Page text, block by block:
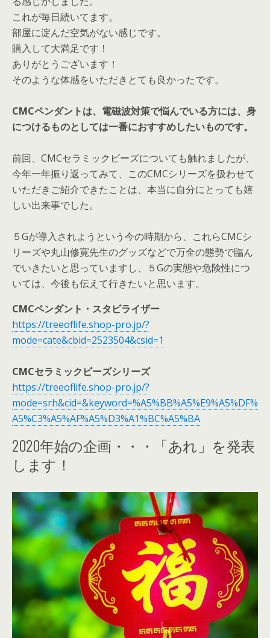
これが毎日続いてます。
部屋に淀んだ空気がない感じです。
購入して大満足です！
ありがとうございます！
そのような体感をいただきとても良かったです。
CMCペンダントは、電磁波対策で悩んでいる方には、身
につけるものとしては一番におすすめしたいものです。
前回、CMCセラミックビーズについても触れましたが、
今年一年振り返ってみて、このCMCシリーズを扱わせて
いただきご紹介できたことは、本当に自分にとっても嬉
しい出来事でした。
５Gが導入されようという今の時期から、これらCMCシ
リーズや丸山修寛先生のグッズなどで万全の態勢で臨ん
でいきたいと思っていますし、５Gの実態や危険性につ
いては、今後も伝えて行きたいと思います。
CMCペンダント・スタビライザー
https://treeoflife.shop-pro.jp/?
mode=cate&cbid=2523504&csid=1
CMCセラミックビーズシリーズ
https://treeoflife.shop-pro.jp/?
mode=srh&cid=&keyword=%A5%BB%A5%E9%A5%DF%
A5%C3%A5%AF%A5%D3%A1%BC%A5%BA
2020年始の企画・・・「あれ」を発表
します！